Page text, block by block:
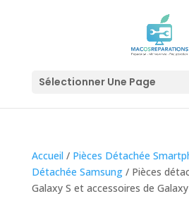
Sélectionner Une Page
Accueil / Pièces Détachée
Détachée Samsung/ Pièces
Galaxy S et accessoires de Galaxy